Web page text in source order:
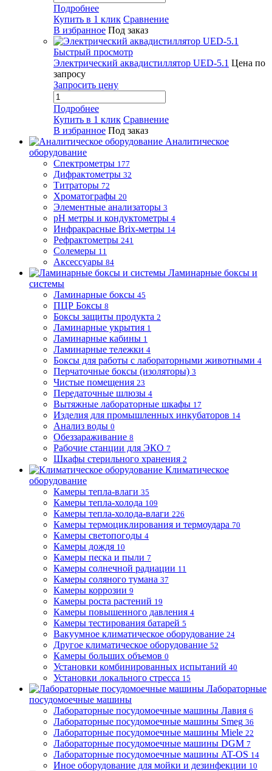
Подробнее
Купить в 1 клик Сравнение
В избранное Под заказ
Быстрый просмотр
Электрический аквадистиллятор UED-5.1 Цена по
запросу
Запросить цену
Подробнее
Купить в 1 клик Сравнение
В избранное Под заказ
Аналитическое
оборудование
Спектрометры 177
Дифрактометры 32
Титраторы 72
Хроматографы 20
Элементные анализаторы 3
pH метры и кондуктометры 4
Инфракрасные Brix-метры 14
Рефрактометры 241
Солемеры 11
Аксессуары 84
Ламинарные боксы и
системы
Ламинарные боксы 45
ПЦР Боксы 8
Боксы защиты продукта 2
Ламинарные укрытия 1
Ламинарные кабины 1
Ламинарные тележки 4
Боксы для работы с лабораторными животными 4
Перчаточные боксы (изоляторы) 3
Чистые помещения 23
Передаточные шлюзы 4
Вытяжные лабораторные шкафы 17
Изделия для промышленных инкубаторов 14
Анализ воды 0
Обеззараживание 8
Рабочие станции для ЭКО 7
Шкафы стерильного хранения 2
Климатическое
оборудование
Камеры тепла-влаги 35
Камеры тепла-холода 109
Камеры тепла-холода-влаги 226
Камеры термоциклирования и термоудара 70
Камеры светопогоды 4
Камеры дождя 10
Камеры песка и пыли 7
Камеры солнечной радиации 11
Камеры соляного тумана 37
Камеры коррозии 9
Камеры роста растений 19
Камеры повышенного давления 4
Камеры тестирования батарей 5
Вакуумное климатическое оборудование 24
Другое климатическое оборудование 52
Камеры больших объемов 0
Установки комбинированных испытаний 40
Установки локального стресса 15
Лабораторные
посудомоечные машины
Лабораторные посудомоечные машины Лавия 6
Лабораторные посудомоечные машины Smeg 36
Лабораторные посудомоечные машины Miele 22
Лабораторные посудомоечные машины DGM 7
Лабораторные посудомоечные машины AT-OS 14
Иное оборудование для мойки и дезинфекции 10